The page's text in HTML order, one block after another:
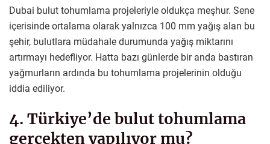
Dubai bulut tohumlama projeleriyle oldukça meşhur. Sene
içerisinde ortalama olarak yalnızca 100 mm yağış alan bu
şehir, bulutlara müdahale durumunda yağış miktarını
artırmayı hedefliyor. Hatta bazı günlerde bir anda bastıran
yağmurların ardında bu tohumlama projelerinin olduğu
iddia ediliyor.
4. Türkiye’de bulut tohumlama
gerçekten yapılıyor mu?